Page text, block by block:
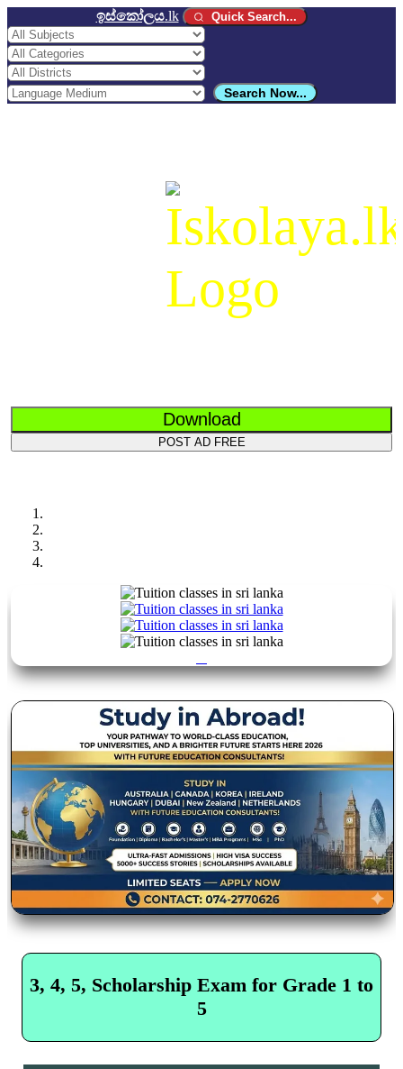
ඉස්කෝලය.lk Quick Search...
Search Now...
Download
POST AD FREE
3, 4, 5, Scholarship Exam for Grade 1 to
5